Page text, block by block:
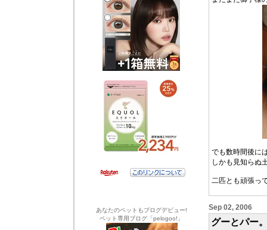
あなたのペットもブログデビュー!
ペット専用ブログ「pelogoo!」
でも数時間後に
しかも見知らぬ
二匹とも頑張っ
Sep 02, 2006
グーとパー